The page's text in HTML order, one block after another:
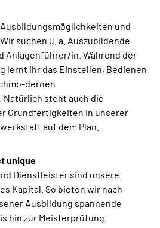
und
suchen u. a. Auszubildende
Anlagenführer/in. Während der
lernt ihr das Einstellen, Bedienen
dernen
steht auch die
Grundfertigkeiten in unserer
auf dem Plan.
unique
Dienstleister sind unsere
Kapital. So bieten wir nach
Ausbildung spannende
hin zur Meisterprüfung.